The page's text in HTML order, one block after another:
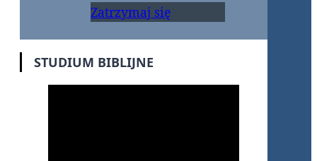
Zatrzymaj się
STUDIUM BIBLIJNE